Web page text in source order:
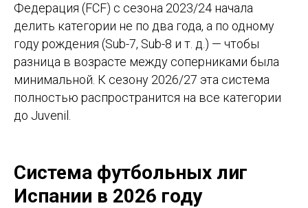
Федерация (FCF) с сезона 2023/24 начала
делить категории не по два года, а по одному
году рождения (Sub-7, Sub-8 и т. д.) — чтобы
разница в возрасте между соперниками была
минимальной. К сезону 2026/27 эта система
полностью распространится на все категории
до Juvenil.
Система футбольных лиг
Испании в 2026 году